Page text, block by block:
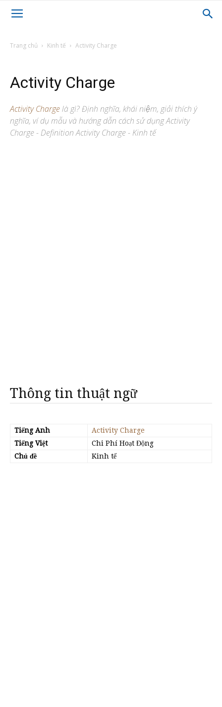
Trang chủ Kinh tế Activity Charge
Activity Charge
Activity Chargelà gì? Định nghĩa, khái niệm, giải thích ý
nghĩa, ví dụ mẫu và hướng dẫn cách sử dụng Activity
Charge - Definition Activity Charge - Kinh tế
Thông tin thuật ngữ
Tiếng Anh
Activity Charge
Tiếng Việt
Chi Phí Hoạt Động
Chủ đề
Kinh tế